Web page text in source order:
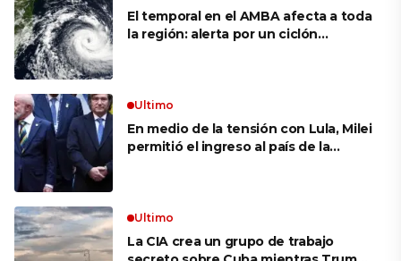
El temporal en el AMBA afecta a toda
la región: alerta por un ciclón
Ultimo
En medio de la tensión con Lula, Milei
permitió el ingreso al país de la
Ultimo
La CIA crea un grupo de trabajo